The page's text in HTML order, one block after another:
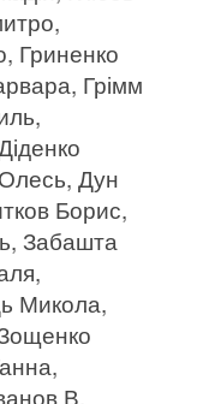
Гриненко
Грімм
Дун
Борис,
Забашта
Микола,
В,